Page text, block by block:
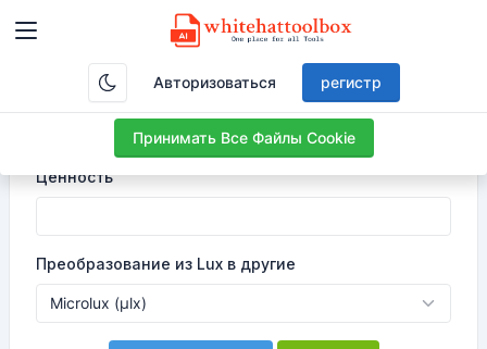
Авторизоваться регистр
Ценность
Преобразование из Lux в другие
Мы заботимся о ваших данных и хотели бы использовать
файлы cookie, чтобы улучшить ваш опыт.
Принимать Все Файлы Cookie